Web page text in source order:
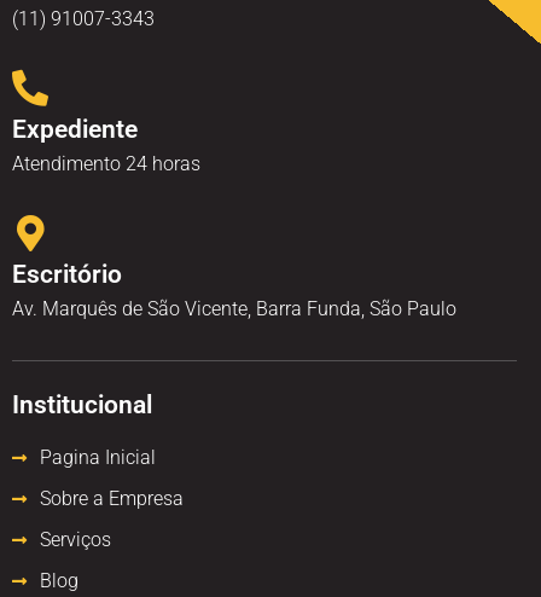
(11) 91007-3343
Expediente
Atendimento 24 horas
Escritório
Av. Marquês de São Vicente, Barra Funda, São Paulo
Institucional
Pagina Inicial
Sobre a Empresa
Serviços
Blog